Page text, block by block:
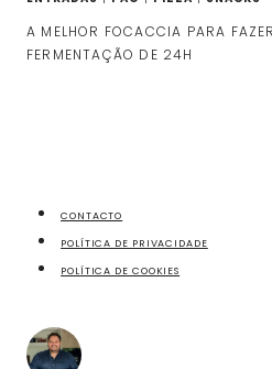
A MELHOR FOCACCIA PARA
FERMENTAÇÃO DE 24H
CONTACTO
POLÍTICA DE PRIVACIDADE
POLÍTICA DE COOKIES